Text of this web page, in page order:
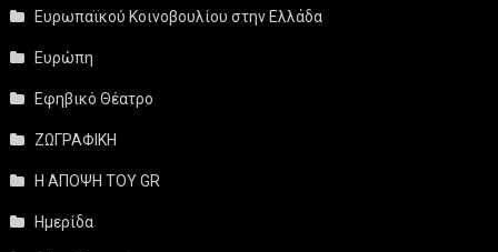
Ευρωπαϊκού Κοινοβουλίου στην Ελλάδα
Ευρώπη
Εφηβικό Θέατρο
ΖΩΓΡΑΦΙΚΗ
Η ΑΠΟΨΗ ΤΟΥ GR
Ημερίδα